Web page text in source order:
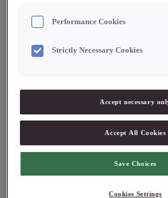
Huilerie BeaujolaisePerformance Cookies
Strictly Necessary Cookies
Accept necessary
Accept All Cookies
Save Choices
Cookies Settings